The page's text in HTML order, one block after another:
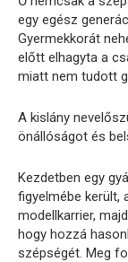
egy egész
Gyermekkorát
előtt elhagyta a
miatt nem tudott
A kislány
önállóságot és
Kezdetben egy
figyelmébe került,
modellkarrier,
hogy hozzá
szépségét. Meg